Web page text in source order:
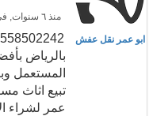
منذ ٦ سنوات ,
ابو عمر نقل عفش
بالرياض
تبيع اثاث
عمر لشراء